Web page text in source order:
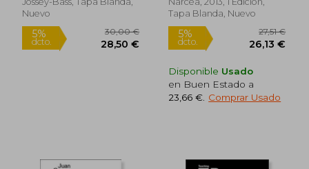
Nuevo
Tapa Blanda, Nuevo
Disponible Usado
en Buen Estado a
23,66 € Comprar Usado